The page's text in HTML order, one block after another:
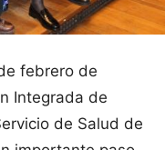
febrero de
Integrada de
de Salud de